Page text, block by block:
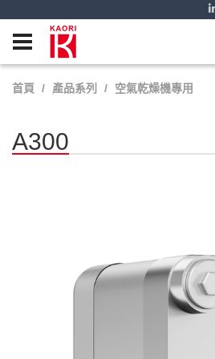
首頁 產品系列 空氣乾燥機專用
A300